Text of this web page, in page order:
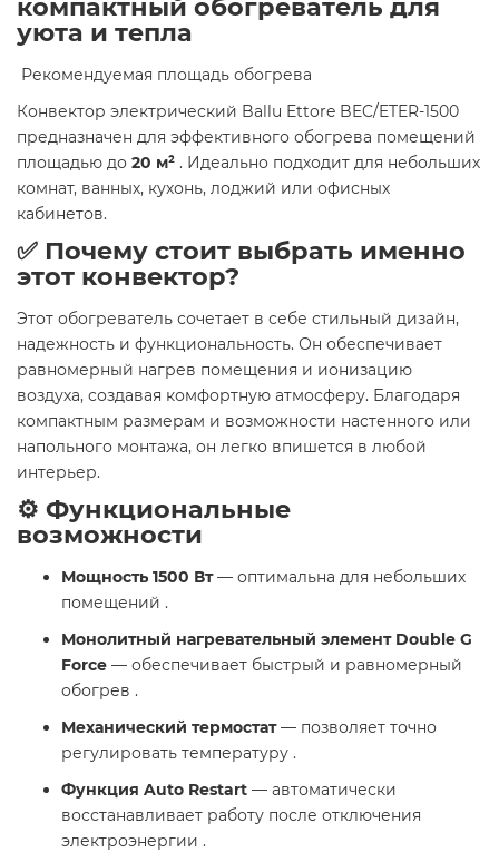
компактный обогреватель для
уюта и тепла
​ Рекомендуемая площадь обогрева
Конвектор электрический Ballu Ettore BEC/ETER-1500
предназначен для эффективного обогрева помещений
площадью до 20 м² . Идеально подходит для небольших
комнат, ванных, кухонь, лоджий или офисных
кабинетов.​
✅ Почему стоит выбрать именно
этот конвектор?
Этот обогреватель сочетает в себе стильный дизайн,
надежность и функциональность. Он обеспечивает
равномерный нагрев помещения и ионизацию
воздуха, создавая комфортную атмосферу. Благодаря
компактным размерам и возможности настенного или
напольного монтажа, он легко впишется в любой
интерьер.​
⚙️ Функциональные
возможности
Мощность 1500 Вт— оптимальна для небольших
помещений .
Монолитный нагревательный элемент Double G
Force — обеспечивает быстрый и равномерный
обогрев .
Механический термостат— позволяет точно
регулировать температуру .
Функция Auto Restart — автоматически
восстанавливает работу после отключения
электроэнергии .